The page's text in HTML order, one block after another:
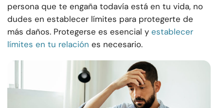
persona que te engaña todavía está en tu vida, no
dudes en establecer límites para protegerte de
más daños. Protegerse es esencial y establecer
límites en tu relación es necesario.